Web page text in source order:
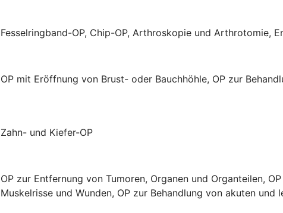
Fesselringband-OP, Chip-OP, Arthroskopie und Arthrotomie,
OP mit Eröffnung von Brust- oder Bauchhöhle, OP zur
Zahn- und Kiefer-OP
OP zur Entfernung von Tumoren, Organen und Organteilen,
Muskelrisse und Wunden, OP zur Behandlung von akuten